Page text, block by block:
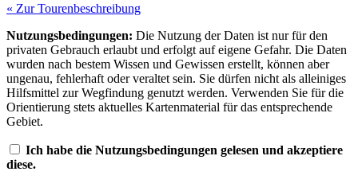
« Zur Tourenbeschreibung
Nutzungsbedingungen: Die Nutzung der Daten ist nur für den
privaten Gebrauch erlaubt und erfolgt auf eigene Gefahr. Die Daten
wurden nach bestem Wissen und Gewissen erstellt, können aber
ungenau, fehlerhaft oder veraltet sein. Sie dürfen nicht als alleiniges
Hilfsmittel zur Wegfindung genutzt werden. Verwenden Sie für die
Orientierung stets aktuelles Kartenmaterial für das entsprechende
Gebiet.
Ich habe die Nutzungsbedingungen gelesen und akzeptiere
diese.